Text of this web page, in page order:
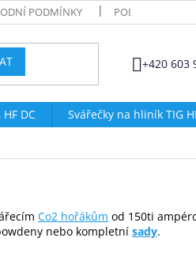
PODMÍNKY PODMÍNKY
+420 603
DC Svářečky na hliník TIG
Co2 hořákům od 150ti
nebo kompletní sady.